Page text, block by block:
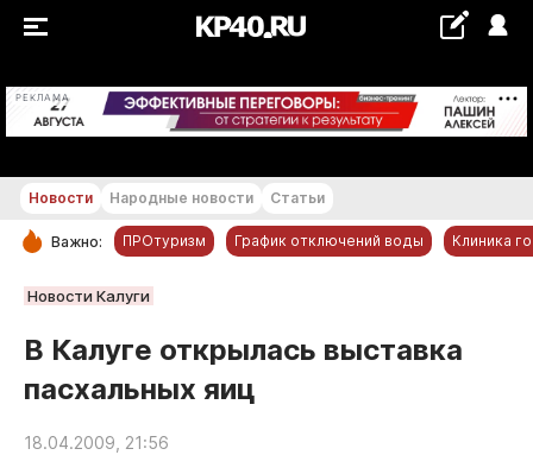
РЕКЛАМА +17...+18 °С
РУБРИКИ
Новости компаний
Статьи
Народные новости
Новости Народные новости Статьи
Важно: ПРОтуризм График отключений воды Клиника
Новости Калуги
В Калуге открылась выставка
пасхальных яиц
18.04.2009, 21:56